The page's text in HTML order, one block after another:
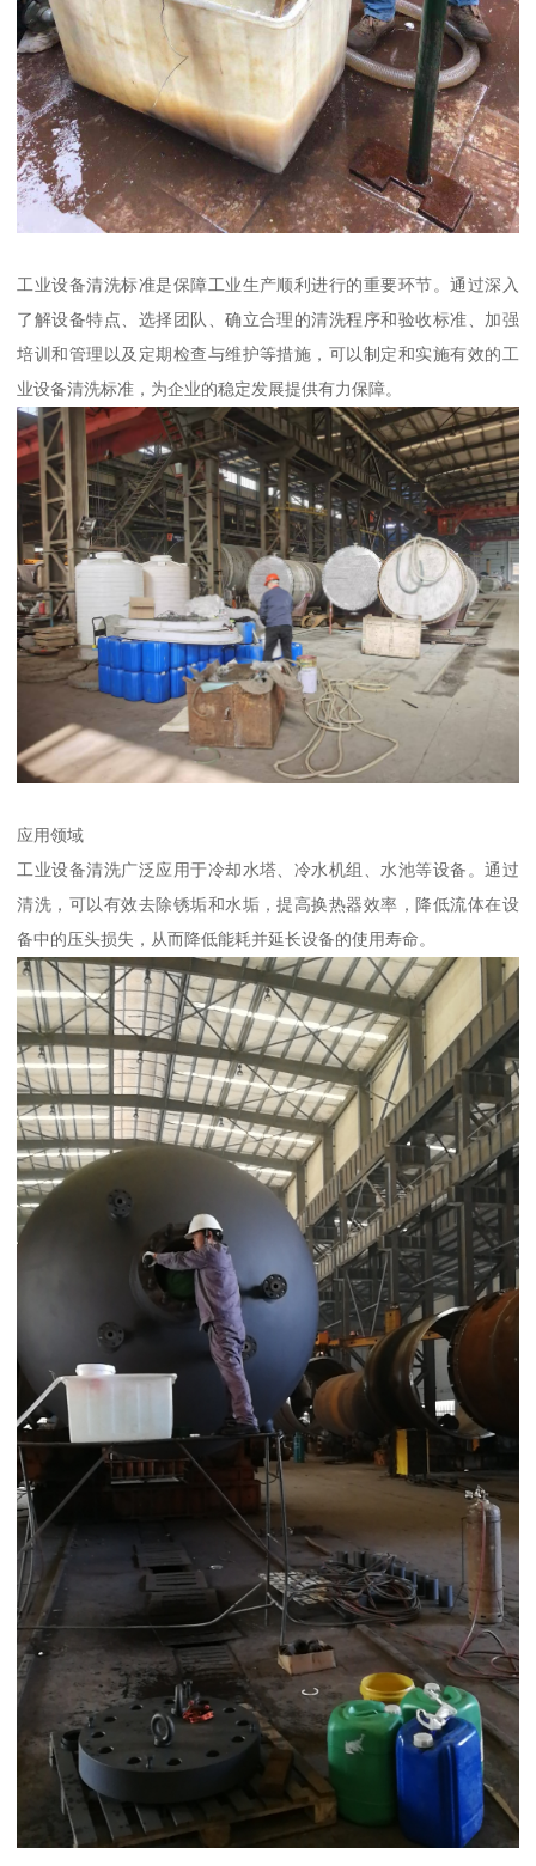
工业设备清洗标准是保障工业生产顺利进行的重要环节。通过深入
了解设备特点、选择团队、确立合理的清洗程序和验收标准、加强
培训和管理以及定期检查与维护等措施，可以制定和实施有效的工
业设备清洗标准，为企业的稳定发展提供有力保障。
应用领域
工业设备清洗广泛应用于冷却水塔、冷水机组、水池等设备。通过
清洗，可以有效去除锈垢和水垢，提高换热器效率，降低流体在设
备中的压头损失，从而降低能耗并延长设备的使用寿命。